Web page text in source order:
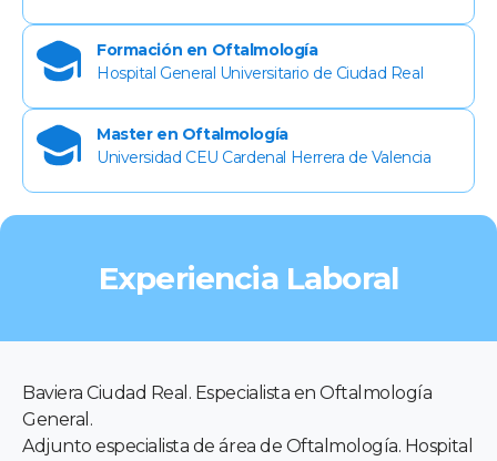
Formación en Oftalmología
Hospital General Universitario de Ciudad Real
Master en Oftalmología
Universidad CEU Cardenal Herrera de Valencia
Experiencia Laboral
Baviera Ciudad Real. Especialista en Oftalmología
General.
Adjunto especialista de área de Oftalmología. Hospital